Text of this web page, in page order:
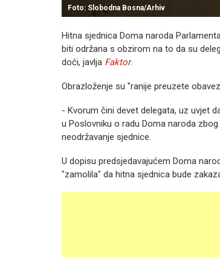
Foto: Slobodna Bosna/Arhiv
Hitna sjednica Doma naroda
biti održana s obzirom na to da su
doći, javlja Faktor.
Obrazloženje su "ranije preuzete
- Kvorum čini devet delegata, uz uvjet
u Poslovniku o radu Doma naroda
neodržavanje sjednice.
U dopisu predsjedavajućem Doma
"zamolila" da hitna sjednica bude